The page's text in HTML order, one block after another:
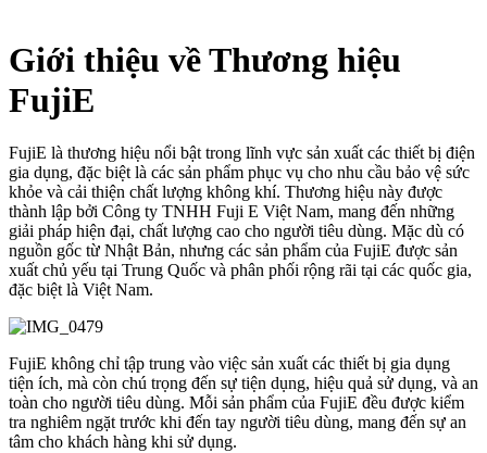
Giới thiệu về Thương hiệu
FujiE
FujiE là thương hiệu nổi bật trong lĩnh vực sản xuất các thiết bị điện
gia dụng, đặc biệt là các sản phẩm phục vụ cho nhu cầu bảo vệ sức
khỏe và cải thiện chất lượng không khí. Thương hiệu này được
thành lập bởi Công ty TNHH Fuji E Việt Nam, mang đến những
giải pháp hiện đại, chất lượng cao cho người tiêu dùng. Mặc dù có
nguồn gốc từ Nhật Bản, nhưng các sản phẩm của FujiE được sản
xuất chủ yếu tại Trung Quốc và phân phối rộng rãi tại các quốc gia,
đặc biệt là Việt Nam.
FujiE không chỉ tập trung vào việc sản xuất các thiết bị gia dụng
tiện ích, mà còn chú trọng đến sự tiện dụng, hiệu quả sử dụng, và an
toàn cho người tiêu dùng. Mỗi sản phẩm của FujiE đều được kiểm
tra nghiêm ngặt trước khi đến tay người tiêu dùng, mang đến sự an
tâm cho khách hàng khi sử dụng.